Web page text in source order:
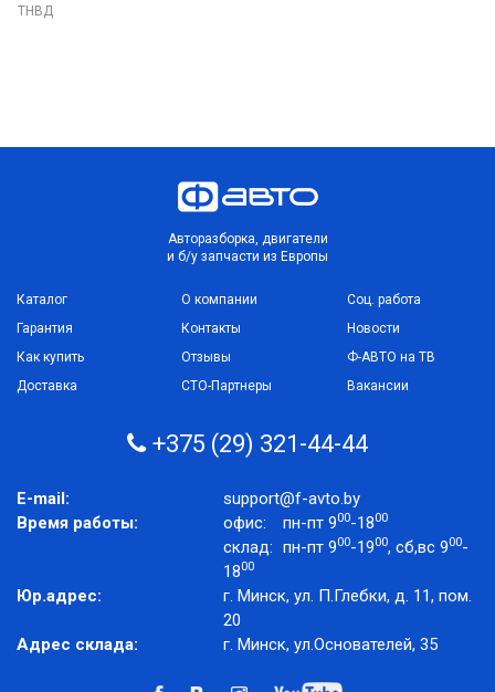
ТНВД
Авторазборка, двигатели
и б/у запчасти из Европы
Каталог
Гарантия
Как купить
Доставка
О компании
Контакты
Отзывы
СТО-Партнеры
Соц. работа
Новости
Ф-АВТО на ТВ
Вакансии
+375 (29) 321-44-44
E-mail:
support@f-avto.by
Время работы:
офис: пн-пт 900-1800
склад: пн-пт 900-1900, сб,вс 900-
1800
Юр.адрес:
г. Минск, ул. П.Глебки, д. 11, пом.
20
Адрес склада:
г. Минск, ул.Основателей, 35